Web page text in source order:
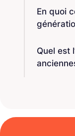
En quoi
Quel est